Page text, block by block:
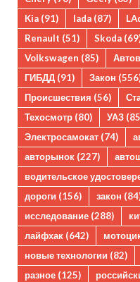
Kia (91) lada (87)
Renault (51) Skoda
Volkswagen (85)
ГИБДД (91) Закон
Происшествия (56)
Техосмотр (80) УАЗ
Электросамокат (74)
авторынок (227)
водительское
дороги (156) закон
исследование (288)
лайфхак (642)
новые технологии (82)
разное (125)